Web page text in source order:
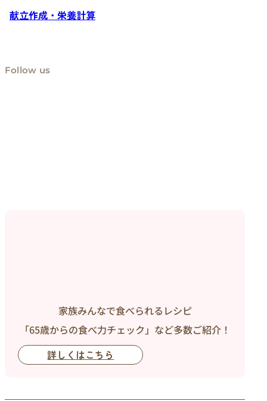
献立作成・栄養計算
Follow us
家族みんなで食べられるレシピ
「65歳からの食べ力チェック」など多数ご紹介！
詳しくはこちら